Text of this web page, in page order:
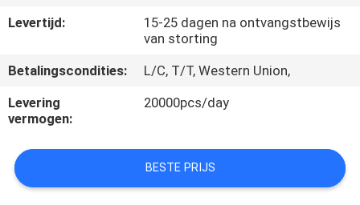
SITEMAP
PRIVACY
POLICY
Levertijd:
15-25 dagen na ontvangstbewijs
van storting
Betalingscondities:
L/C, T/T, Western Union,
Levering
vermogen:
20000pcs/day
BESTE PRIJS